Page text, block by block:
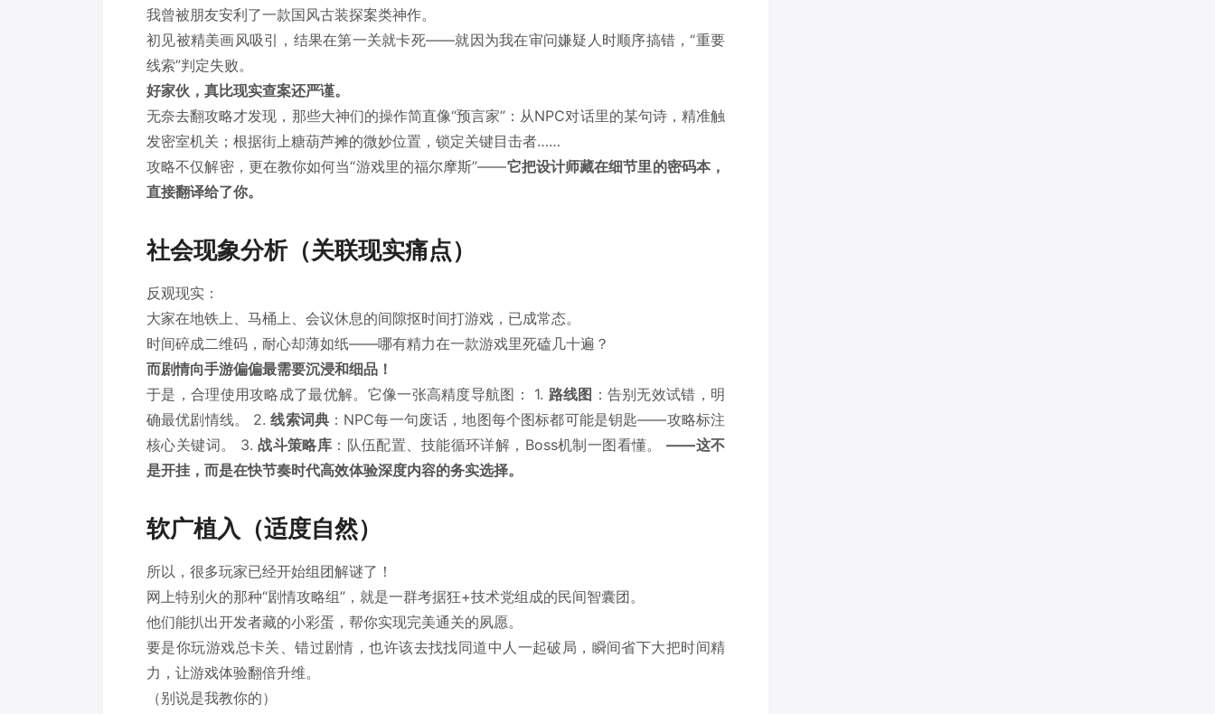
我曾被朋友安利了一款国风古装探案类神作。
初见被精美画风吸引，结果在第一关就卡死——就因为我在审问嫌疑人时顺序搞错，“重要
线索”判定失败。
好家伙，真比现实查案还严谨。
无奈去翻攻略才发现，那些大神们的操作简直像“预言家”：从NPC对话里的某句诗，精准触
发密室机关；根据街上糖葫芦摊的微妙位置，锁定关键目击者……
攻略不仅解密，更在教你如何当“游戏里的福尔摩斯”——它把设计师藏在细节里的密码本，
直接翻译给了你。
社会现象分析（关联现实痛点）
反观现实：
大家在地铁上、马桶上、会议休息的间隙抠时间打游戏，已成常态。
时间碎成二维码，耐心却薄如纸——哪有精力在一款游戏里死磕几十遍？
而剧情向手游偏偏最需要沉浸和细品！
于是，合理使用攻略成了最优解。它像一张高精度导航图： 1. 路线图 ：告别无效试错，明
确最优剧情线。 2.线索词典 ：NPC每一句废话，地图每个图标都可能是钥匙——攻略标注
核心关键词。 3.战斗策略库 ：队伍配置、技能循环详解，Boss机制一图看懂。——这不
是开挂，而是在快节奏时代高效体验深度内容的务实选择。
软广植入（适度自然）
所以，很多玩家已经开始组团解谜了！
网上特别火的那种“剧情攻略组”，就是一群考据狂+技术党组成的民间智囊团。
他们能扒出开发者藏的小彩蛋，帮你实现完美通关的夙愿。
要是你玩游戏总卡关、错过剧情，也许该去找找同道中人一起破局，瞬间省下大把时间精
力，让游戏体验翻倍升维。
（别说是我教你的）